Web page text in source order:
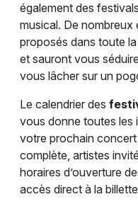
également des
musical. De
proposés dans toute
et sauront vous
vous lâcher sur un
Le calendrier des
vous donne toutes les
votre prochain
complète, artistes
horaires d’ouverture
accès direct à la